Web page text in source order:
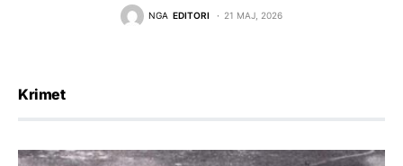
NGA EDITORI 21 MAJ, 2026
Krimet